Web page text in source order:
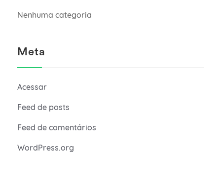
Nenhuma categoria
Meta
Acessar
Feed de posts
Feed de comentários
WordPress.org